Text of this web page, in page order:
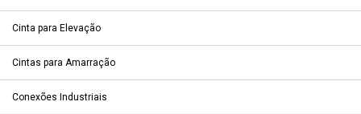
Cinta para Elevação
Cintas para Amarração
Conexões Industriais